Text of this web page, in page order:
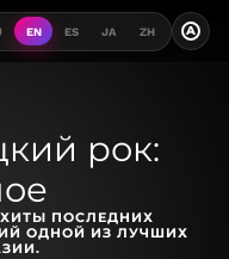
EN ES JA ZH A
рок:
ПОСЛЕДНИХ
ОДНОЙ ИЗ ЛУЧШИХ